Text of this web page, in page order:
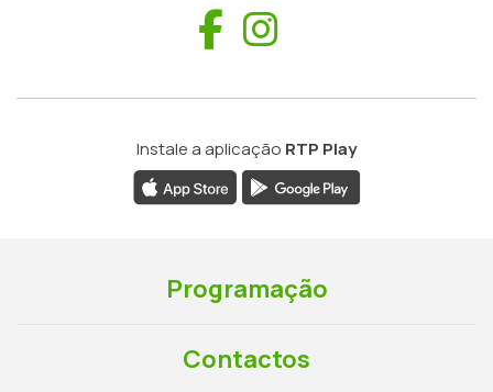
Facebook
Instale a aplicação RTP Play
Programação
Contactos